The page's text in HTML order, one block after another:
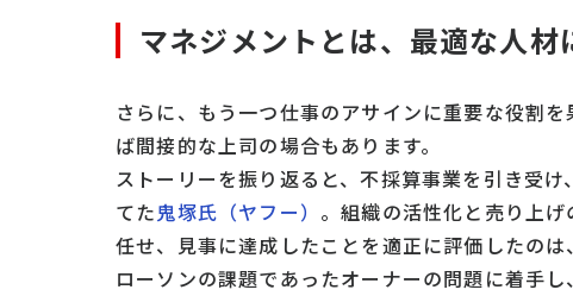
マネジメントとは、最適な人
さらに、もう一つ仕事のアサインに重要な役割
ば間接的な上司の場合もあります。
ストーリーを振り返ると、不採算事業を引き受
てた鬼塚氏（ヤフー） 。組織の活性化と売り上
任せ、見事に達成したことを適正に評価したのは
ローソンの課題であったオーナーの問題に着手